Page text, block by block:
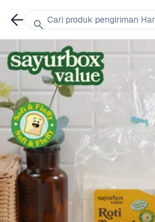
Cari produk pengiriman